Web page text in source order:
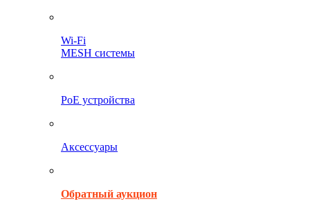
Wi-Fi
MESH системы
PoE устройства
Аксессуары
Обратный аукцион